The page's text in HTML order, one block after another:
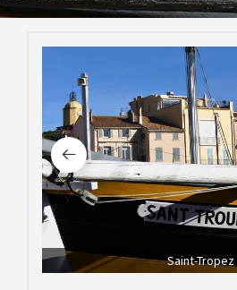
Saint-Tropez